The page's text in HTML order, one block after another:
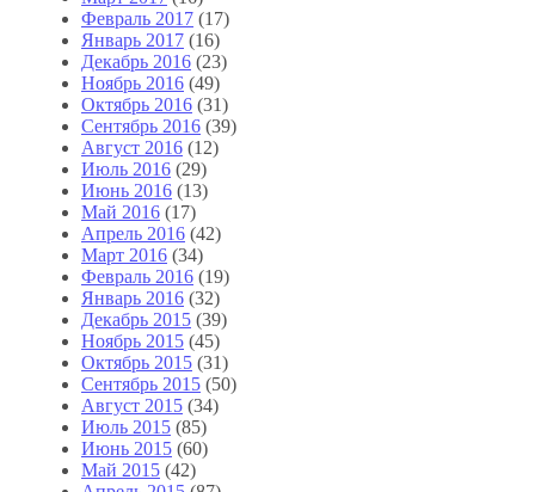
Февраль 2017 (17)
Январь 2017 (16)
Декабрь 2016 (23)
Ноябрь 2016 (49)
Октябрь 2016 (31)
Сентябрь 2016 (39)
Август 2016 (12)
Июль 2016 (29)
Июнь 2016 (13)
Май 2016 (17)
Апрель 2016 (42)
Март 2016 (34)
Февраль 2016 (19)
Январь 2016 (32)
Декабрь 2015 (39)
Ноябрь 2015 (45)
Октябрь 2015 (31)
Сентябрь 2015 (50)
Август 2015 (34)
Июль 2015 (85)
Июнь 2015 (60)
Май 2015 (42)